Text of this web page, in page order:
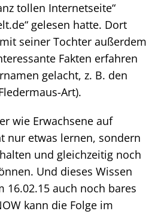
tollen Internetseite“
gelesen hatte. Dort
seiner Tochter außerdem
Fakten erfahren
gelacht, z. B. den
Art).
wie Erwachsene auf
nur etwas lernen, sondern
und gleichzeitig noch
Und dieses Wissen
16.02.15 auch noch bares
kann die Folge im